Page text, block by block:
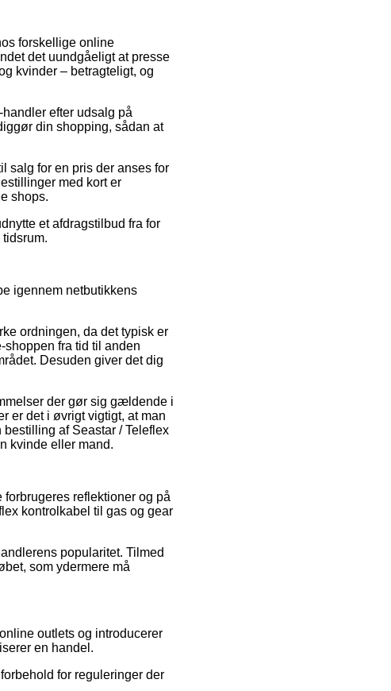
forskellige online
det uundgåeligt at presse
kvinder – betragteligt, og
efter udsalg på
din shopping, sådan at
salg for en pris der anses for
med kort er
shops.
et afdragstilbud fra for
igennem netbutikkens
ordningen, da det typisk er
shoppen fra tid til anden
Desuden giver det dig
der gør sig gældende i
er det i øvrigt vigtigt, at man
af Seastar / Teleflex
kvinde eller mand.
reflektioner og på
kontrolkabel til gas og gear
popularitet. Tilmed
som ydermere må
outlets og introducerer
en handel.
for reguleringer der